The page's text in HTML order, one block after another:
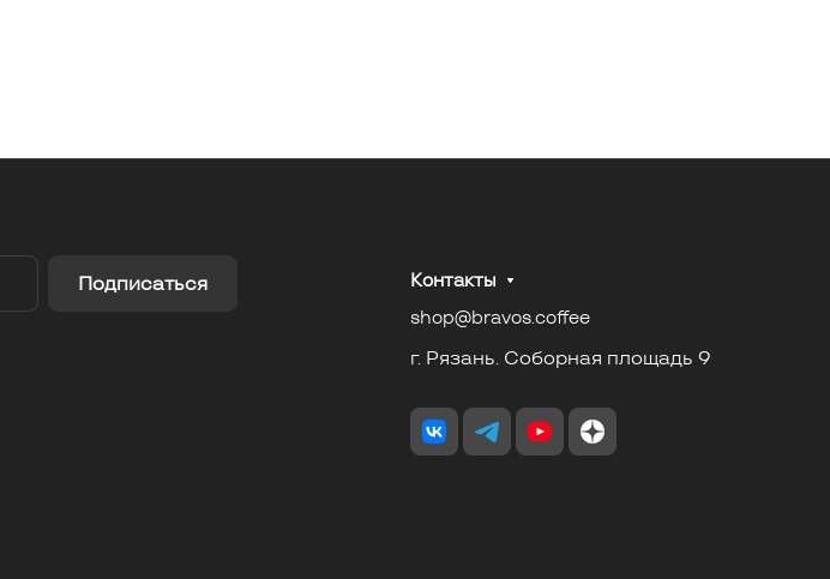
Подписаться
Контакты
shop@bravos.coffee
г. Рязань. Соборная площадь 9